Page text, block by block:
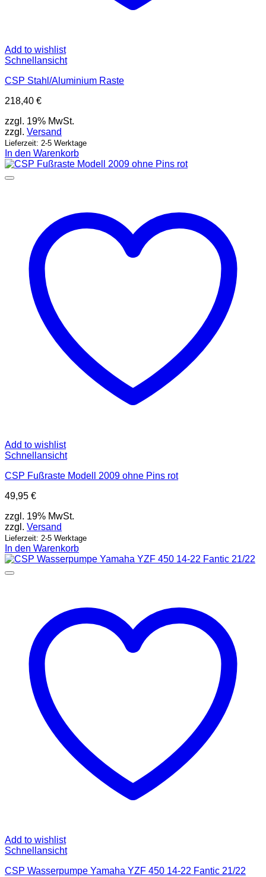
Add to wishlist
Schnellansicht
CSP Stahl/Aluminium Raste
218,40 €
zzgl. 19% MwSt.
zzgl. Versand
Lieferzeit: 2-5 Werktage
In den Warenkorb
Add to wishlist
Schnellansicht
CSP Fußraste Modell 2009 ohne Pins rot
49,95 €
zzgl. 19% MwSt.
zzgl. Versand
Lieferzeit: 2-5 Werktage
In den Warenkorb
Add to wishlist
Schnellansicht
CSP Wasserpumpe Yamaha YZF 450 14-22 Fantic 21/22